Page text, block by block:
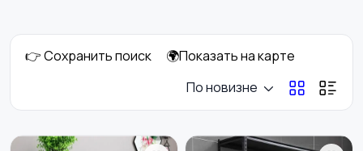
Садовая мебель
👉 Сохранить поиск
🌍Показать на карте
По новизне